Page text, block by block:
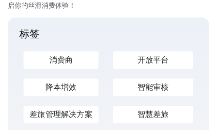
启你的丝滑消费体验！
标签
消费商 开放平台
降本增效 智能审核
差旅管理解决方案 智慧差旅